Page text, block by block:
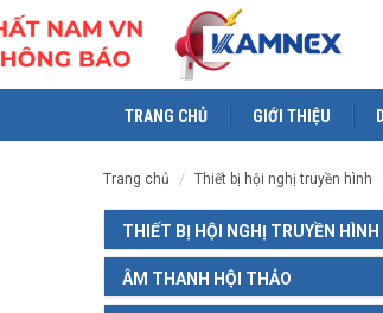
TRANG CHỦ GIỚI THIỆU
trang chủ thiết bị hội nghị truyền hình
THIẾT BỊ HỘI NGHỊ TRUYỀN HÌNH
ÂM THANH HỘI THẢO